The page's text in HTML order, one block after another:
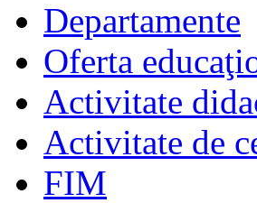
Departamente
Oferta
Activitate
Activitate de
FIM